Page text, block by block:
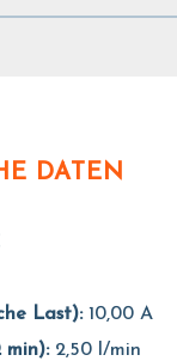
DATEN
Last): 10,00 A
min): 2,50 l/min